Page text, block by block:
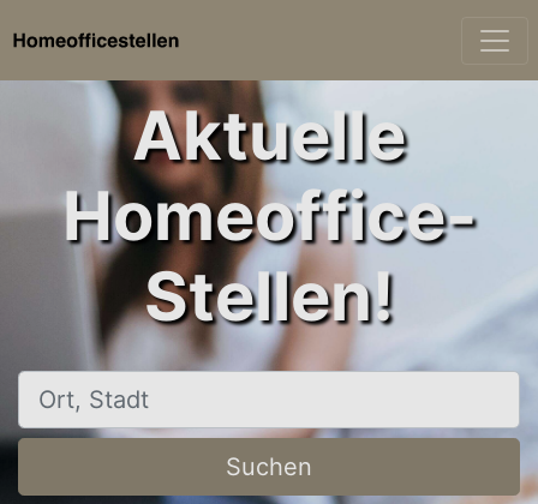
Aktuelle
Homeoffice-
Stellen!
Ort, Stadt
Suchen